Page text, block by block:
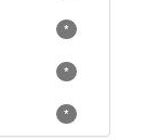
*
*
*